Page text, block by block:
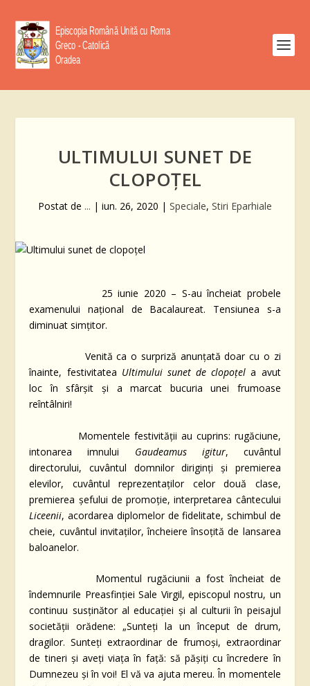
ULTIMULUI SUNET DE
CLOPOȚEL
Postat de ... | iun. 26, 2020 | Speciale, Stiri Eparhiale
25 iunie 2020 – S-au încheiat probele
examenului național de Bacalaureat. Tensiunea s-a
diminuat simțitor.
Venită ca o surpriză anunțată doar cu o zi
înainte, festivitatea Ultimului sunet de clopoțel a avut
loc în sfârșit și a marcat bucuria unei frumoase
reîntâlniri!
Momentele festivității au cuprins: rugăciune,
intonarea imnului Gaudeamus igitur, cuvântul
directorului, cuvântul domnilor diriginți și premierea
elevilor, cuvântul reprezentaților celor două clase,
premierea șefului de promoție, interpretarea cântecului
Liceenii, acordarea diplomelor de fidelitate, schimbul de
cheie, cuvântul invitaților, încheiere însoțită de lansarea
baloanelor.
Momentul rugăciunii a fost încheiat de
îndemnurile Preasfinției Sale Virgil, episcopul nostru, un
continuu susținător al educației și al culturii în peisajul
societății orădene: „Sunteți la un început de drum,
dragilor. Sunteți extraordinar de frumoși, extraordinar
de tineri și aveți viața în față: să pășiți cu încredere în
Dumnezeu și în voi! El vă va ajuta mereu. În momentele